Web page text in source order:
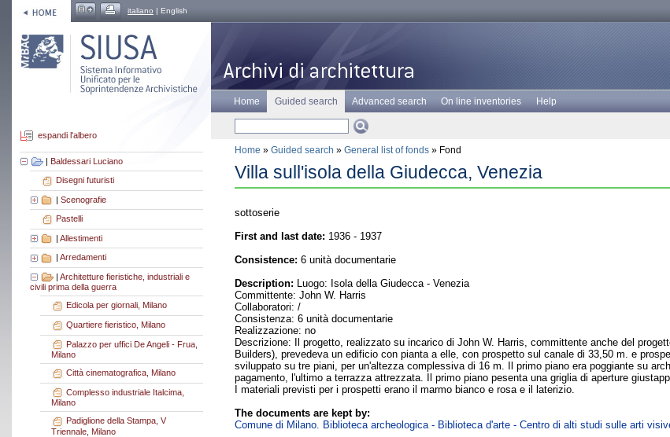
italiano | English
espandi l'albero
| Baldessari Luciano
Disegni futuristi
| Scenografie
Pastelli
| Allestimenti
Arredamenti
| Architetture fieristiche, industriali e
civili prima della guerra
Edicola per giornali, Milano
Quartiere fieristico, Milano
Palazzo per uffici De Angeli - Frua,
Milano
Città cinematografica, Milano
Complesso industriale Italcima,
Milano
Padiglione della Stampa, V
Triennale, Milano
Home Guided search Advanced search On line inventories Help
Home » Guided search » General list of fonds » Fond
Villa sull'isola della Giudecca, Venezia
sottoserie
First and last date: 1936 - 1937
Consistence: 6 unità documentarie
Description: Luogo: Isola della Giudecca - Venezia
Committente: John W. Harris
Collaboratori: /
Consistenza: 6 unità documentarie
Realizzazione: no
Descrizione: Il progetto, realizzato su incarico di John W. Harris, committente anche del
Builders), prevedeva un edificio con pianta a elle, con prospetto sul canale di 33,50 m. e
sviluppato su tre piani, per un'altezza complessiva di 16 m. Il primo piano era poggiante su
pagamento, l'ultimo a terrazza attrezzata. Il primo piano pesenta una griglia di aperture
I materiali previsti per i prospetti erano il marmo bianco e rosa e il laterizio.
The documents are kept by:
Comune di Milano. Biblioteca archeologica - Biblioteca d'arte - Centro di alti studi sulle arti